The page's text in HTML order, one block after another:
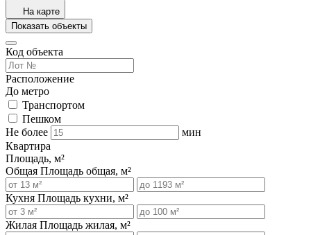
На карте
Показать объекты
Код объекта
Расположение
До метро
Транспортом
Пешком
Не более
мин
Квартира
Площадь, м²
Общая Площадь общая, м²
Кухня Площадь кухни, м²
Жилая Площадь жилая, м²